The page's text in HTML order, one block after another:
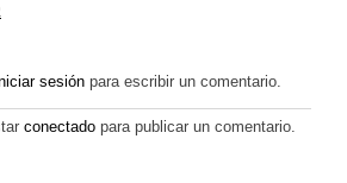
sesión para escribir un comentario.
conectadopara publicar un comentario.